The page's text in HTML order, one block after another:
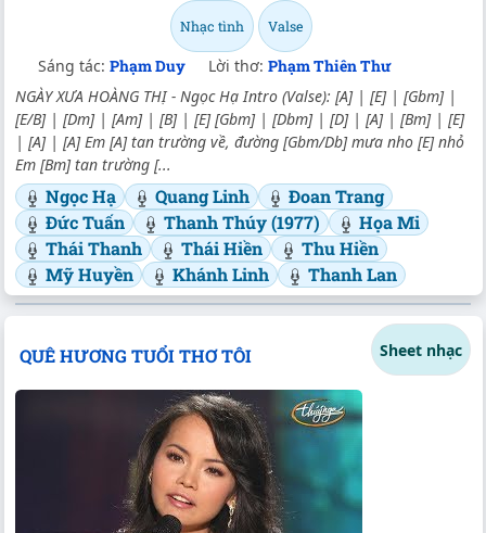
Nhạc tình Valse
Sáng tác: Phạm Duy Lời thơ: Phạm Thiên Thư
NGÀY XƯA HOÀNG THỊ - Ngọc Hạ Intro (Valse): [A] | [E] | [Gbm] |
[E/B] | [Dm] | [Am] | [B] | [E] [Gbm] | [Dbm] | [D] | [A] | [Bm] | [E]
| [A] | [A] Em [A] tan trường về, đường [Gbm/Db] mưa nho [E] nhỏ
Em [Bm] tan trường [...
Ngọc Hạ Quang Linh
Đoan Trang
Đức Tuấn
Thanh Thúy (1977)
Họa Mi
Thái Thanh
Thái Hiền
Thu Hiền
Mỹ Huyền
Khánh Linh Thanh Lan
QUÊ HƯƠNG TUỔI THƠ TÔI Sheet nhạc